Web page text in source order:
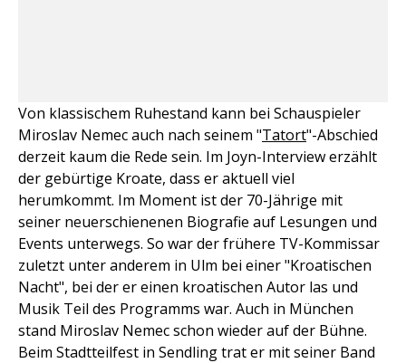
Von klassischem Ruhestand kann bei Schauspieler
Miroslav Nemec auch nach seinem "Tatort"-Abschied
derzeit kaum die Rede sein. Im Joyn-Interview erzählt
der gebürtige Kroate, dass er aktuell viel
herumkommt. Im Moment ist der 70-Jährige mit
seiner neuerschienenen Biografie auf Lesungen und
Events unterwegs. So war der frühere TV-Kommissar
zuletzt unter anderem in Ulm bei einer "Kroatischen
Nacht", bei der er einen kroatischen Autor las und
Musik Teil des Programms war. Auch in München
stand Miroslav Nemec schon wieder auf der Bühne.
Beim Stadtteilfest in Sendling trat er mit seiner Band